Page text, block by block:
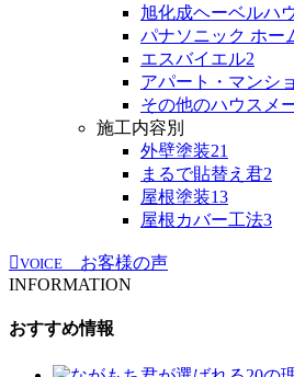
旭化成ヘーベルハ
パナソニック ホー
エスバイエル2
アパート・マンシ
その他のハウスメ
施工内容別
外壁塗装21
まるで貼替え君2
屋根塗装13
屋根カバー工法3
VOICE
お客様の声
INFORMATION
おすすめ情報